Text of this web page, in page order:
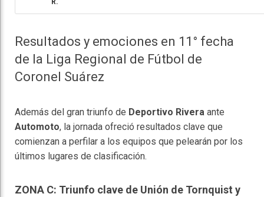
R.
Resultados y emociones en 11° fecha
de la Liga Regional de Fútbol de
Coronel Suárez
Además del gran triunfo de Deportivo Rivera ante
Automoto, la jornada ofreció resultados clave que
comienzan a perfilar a los equipos que pelearán por los
últimos lugares de clasificación.
ZONA C: Triunfo clave de Unión de Tornquist y